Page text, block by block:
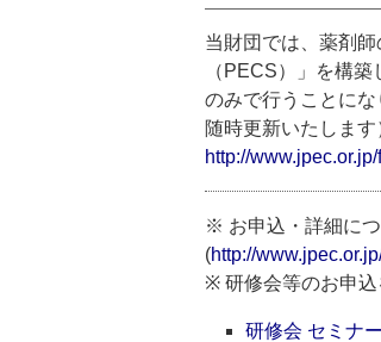
当財団では、薬剤
（PECS）」を構
のみで行うことに
随時更新いたします
http://
※ お申込・詳細に
(http://
※ 研修会等のお申込
研修会 セミナ